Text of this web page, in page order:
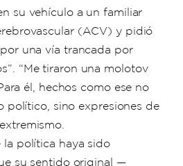
su vehículo a un familiar
(ACV) y pidió
una vía trancada por
“Me tiraron una molotov
él, hechos como ese no
político, sino expresiones de
la política haya sido
su sentido original —